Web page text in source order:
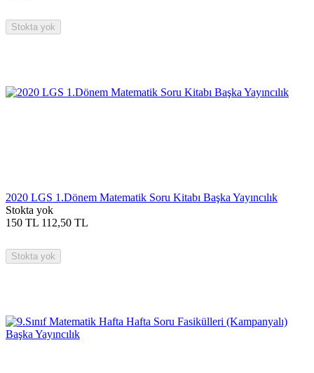
Stokta yok
2020 LGS 1.Dönem Matematik Soru Kitabı Başka Yayıncılık
Stokta yok
150 TL 112,50 TL
Stokta yok